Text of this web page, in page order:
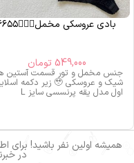
بادی عروسکی مخمل🧝🏻‍♀️۶۶۵۵
549,000 تومان
جنس مخمل و تور قسمت آستین
شیک و عروسکی 🥹 زیر دکمه
اول مدل یقه پرنسسی سایز L
همیشه اولین نفر باشید! برای
در